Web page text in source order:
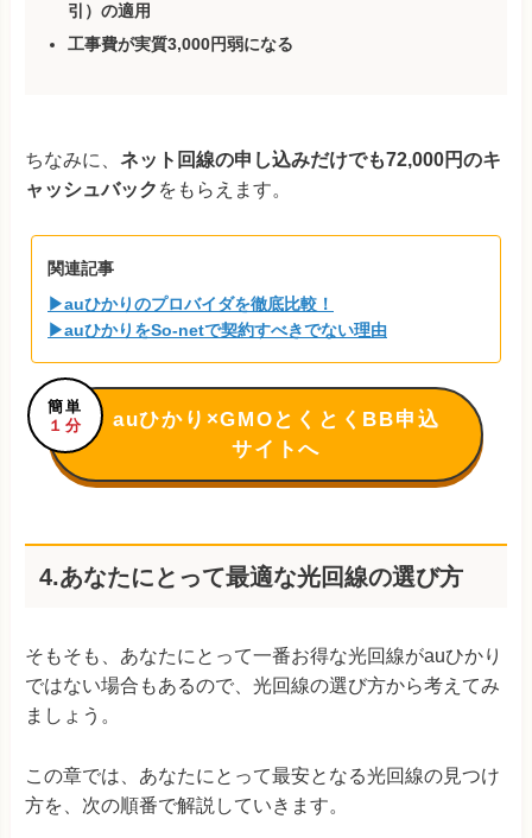
引）の適用
工事費が実質3,000円弱になる
ちなみに、 ネット回線の申し込みだけでも72,000円のキ
ャッシュバック をもらえます。
関連記事
▶auひかりのプロバイダを徹底比較！
▶auひかりをSo-netで契約すべきでない理由
簡単
１分
auひかり×GMOとくとくBB申込
サイトへ
4.あなたにとって最適な光回線の選び方
そもそも、あなたにとって一番お得な光回線がauひかり
ではない場合もあるので、光回線の選び方から考えてみ
ましょう。
この章では、あなたにとって最安となる光回線の見つけ
方を、次の順番で解説していきます。